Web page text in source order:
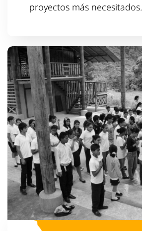
proyectos más necesitados.